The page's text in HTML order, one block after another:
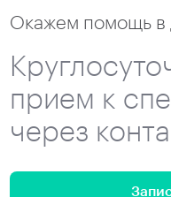
Окажем помощь в
прием к
через